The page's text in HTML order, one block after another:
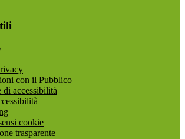
con il Pubblico
accessibilità
cookie
trasparente